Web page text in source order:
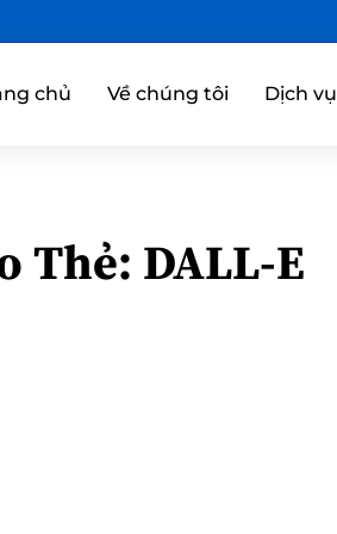
chủ Về chúng tôi Dịch vụ
Thẻ: DALL-E